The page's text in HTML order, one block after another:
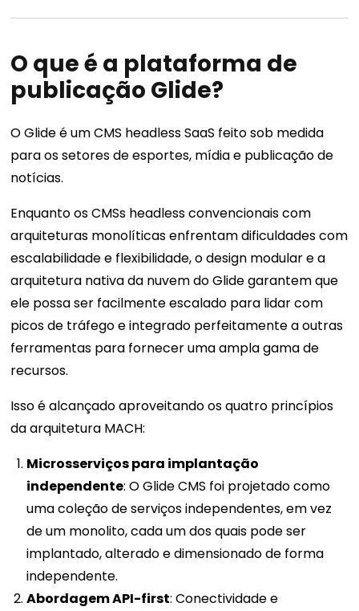
O que é a plataforma de
publicação Glide?
O Glide é um CMS headless SaaS feito sob medida
para os setores de esportes, mídia e publicação de
notícias.
Enquanto os CMSs headless convencionais com
arquiteturas monolíticas enfrentam dificuldades com
escalabilidade e flexibilidade, o design modular e a
arquitetura nativa da nuvem do Glide garantem que
ele possa ser facilmente escalado para lidar com
picos de tráfego e integrado perfeitamente a outras
ferramentas para fornecer uma ampla gama de
recursos.
Isso é alcançado aproveitando os quatro princípios
da arquitetura MACH:
Microsserviços para implantação
independente: O Glide CMS foi projetado como
uma coleção de serviços independentes, em vez
de um monolito, cada um dos quais pode ser
implantado, alterado e dimensionado de forma
independente.
Abordagem API-first: Conectividade e